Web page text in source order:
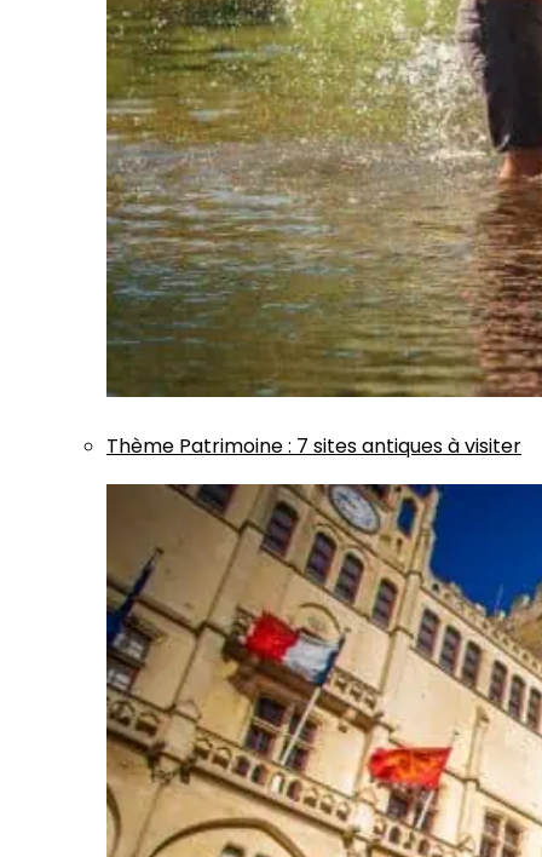
Thème Patrimoine: 7 sites antiques à visiter